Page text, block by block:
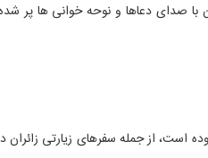
با صدای دعاها و نوحه خوانی ها
است، از جمله سفرهای زیارتی